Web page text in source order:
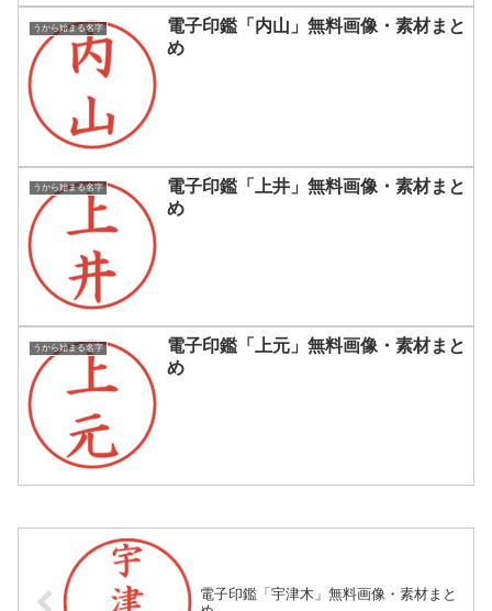
うから始まる名字
電子印鑑「内山」無料画像・素材まと
め
うから始まる名字
電子印鑑「上井」無料画像・素材まと
め
うから始まる名字
電子印鑑「上元」無料画像・素材まと
め
電子印鑑「宇津木」無料画像・素材まと